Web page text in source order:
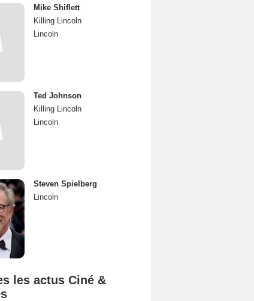
Mike Shiflett
Killing Lincoln
Lincoln
Ted Johnson
Killing Lincoln
Lincoln
Steven Spielberg
Lincoln
les actus Ciné &